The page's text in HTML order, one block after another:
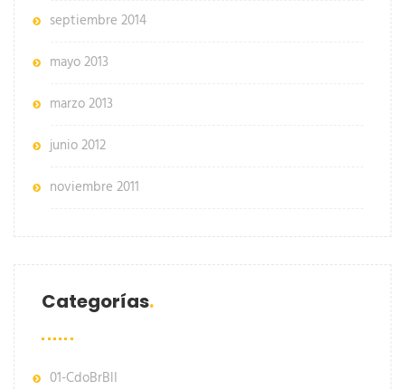
septiembre 2014
mayo 2013
marzo 2013
junio 2012
noviembre 2011
Categorías
01-CdoBrBlI